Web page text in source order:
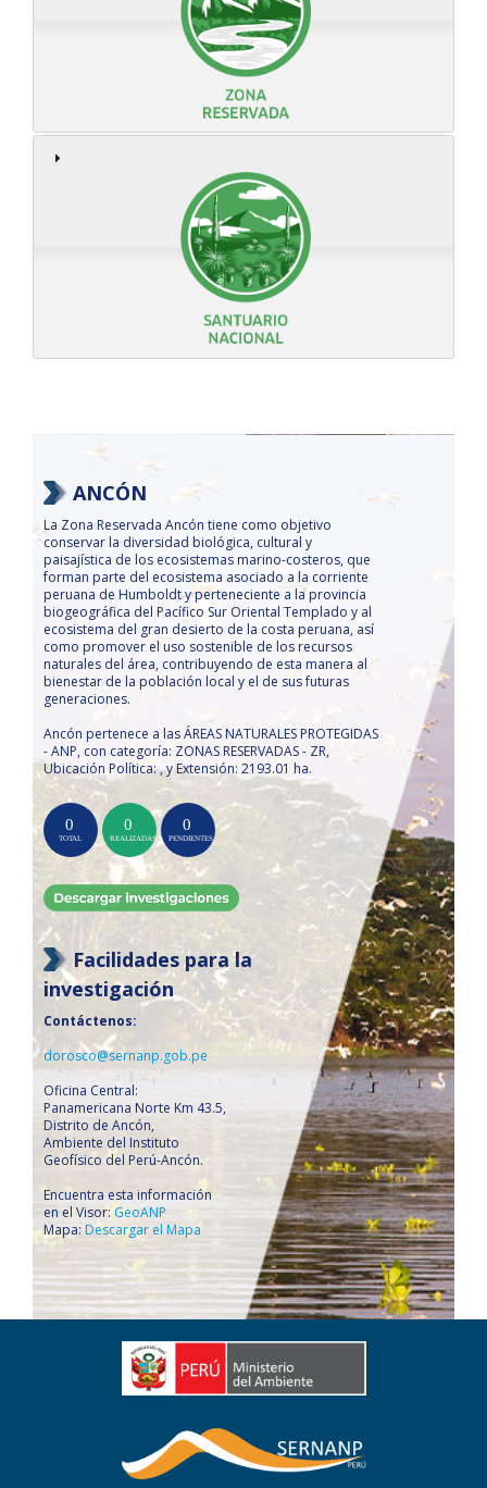
ANCÓN
La Zona Reservada Ancón tiene como objetivo
conservar la diversidad biológica, cultural y
paisajística de los ecosistemas marino-costeros, que
forman parte del ecosistema asociado a la corriente
peruana de Humboldt y perteneciente a la provincia
biogeográfica del Pacífico Sur Oriental Templado y al
ecosistema del gran desierto de la costa peruana, así
como promover el uso sostenible de los recursos
naturales del área, contribuyendo de esta manera al
bienestar de la población local y el de sus futuras
generaciones.
Ancón pertenece a las ÁREAS NATURALES PROTEGIDAS
- ANP, con categoría: ZONAS RESERVADAS - ZR,
Ubicación Política: , y Extensión: 2193.01 ha.
Facilidades para la
investigación
Contáctenos:
dorosco@sernanp.gob.pe
Oficina Central:
Panamericana Norte Km 43.5,
Distrito de Ancón,
Ambiente del Instituto
Geofísico del Perú-Ancón.
Encuentra esta información
en el Visor: GeoANP
Mapa: Descargar el Mapa